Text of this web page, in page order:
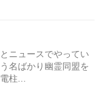
ニュースでやってい
名ばかり幽霊同盟を
柱...